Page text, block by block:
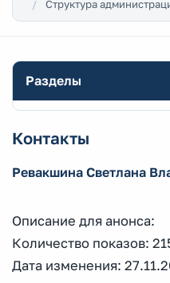
Структура
Разделы
Контакты
Ревакшина Светлана
Описание для анонса:
Количество показов:
Дата изменения: